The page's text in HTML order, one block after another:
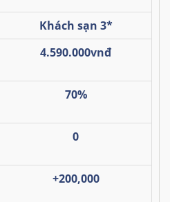
Khách sạn 3*
4.590.000vnđ
70%
0
+200,000